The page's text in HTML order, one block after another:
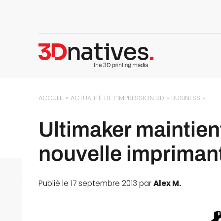
ACCUEIL »ACTUALITÉ DE L’IMPRESSION 3D » BUSINESS »
Ultimaker
nouvelle
Publié le 17 septembre 2013 parAlex M.